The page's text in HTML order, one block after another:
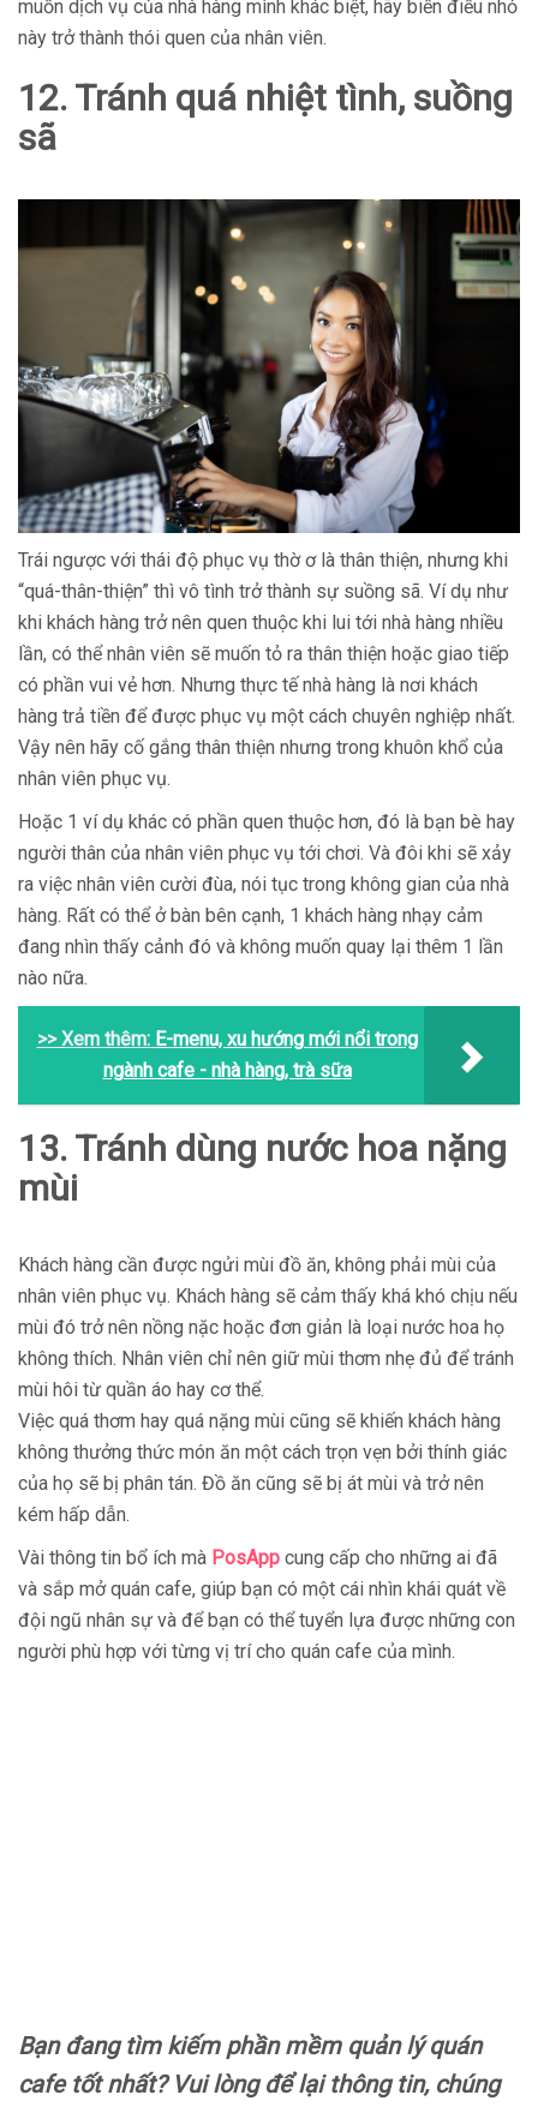
muốn dịch vụ của nhà hàng mình khác biệt, hãy biến điều nhỏ
này trở thành thói quen của nhân viên.
12. Tránh quá nhiệt tình, suồng
sã
Trái ngược với thái độ phục vụ thờ ơ là thân thiện, nhưng khi
“quá-thân-thiện” thì vô tình trở thành sự suồng sã. Ví dụ như
khi khách hàng trở nên quen thuộc khi lui tới nhà hàng nhiều
lần, có thể nhân viên sẽ muốn tỏ ra thân thiện hoặc giao tiếp
có phần vui vẻ hơn. Nhưng thực tế nhà hàng là nơi khách
hàng trả tiền để được phục vụ một cách chuyên nghiệp nhất.
Vậy nên hãy cố gắng thân thiện nhưng trong khuôn khổ của
nhân viên phục vụ.
Hoặc 1 ví dụ khác có phần quen thuộc hơn, đó là bạn bè hay
người thân của nhân viên phục vụ tới chơi. Và đôi khi sẽ xảy
ra việc nhân viên cười đùa, nói tục trong không gian của nhà
hàng. Rất có thể ở bàn bên cạnh, 1 khách hàng nhạy cảm
đang nhìn thấy cảnh đó và không muốn quay lại thêm 1 lần
nào nữa.
>> Xem thêm:E-menu, xu hướng mới nổi trong
ngành cafe - nhà hàng, trà sữa
13. Tránh dùng nước hoa nặng
mùi
Khách hàng cần được ngửi mùi đồ ăn, không phải mùi của
nhân viên phục vụ. Khách hàng sẽ cảm thấy khá khó chịu nếu
mùi đó trở nên nồng nặc hoặc đơn giản là loại nước hoa họ
không thích. Nhân viên chỉ nên giữ mùi thơm nhẹ đủ để tránh
mùi hôi từ quần áo hay cơ thể.
Việc quá thơm hay quá nặng mùi cũng sẽ khiến khách hàng
không thưởng thức món ăn một cách trọn vẹn bởi thính giác
của họ sẽ bị phân tán. Đồ ăn cũng sẽ bị át mùi và trở nên
kém hấp dẫn.
Vài thông tin bổ ích mà PosApp cung cấp cho những ai đã
và sắp mở quán cafe, giúp bạn có một cái nhìn khái quát về
đội ngũ nhân sự và để bạn có thể tuyển lựa được những con
người phù hợp với từng vị trí cho quán cafe của mình.
Bạn đang tìm kiếm phần mềm quản lý quán
cafe tốt nhất? Vui lòng để lại thông tin, chúng